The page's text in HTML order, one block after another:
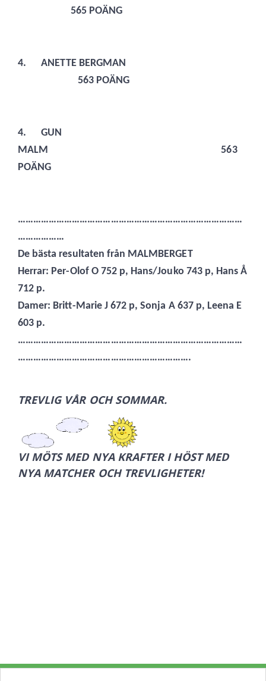
565 POÄNG
4.
ANETTE BERGMAN
563 POÄNG
4.
GUN
MALM 563
POÄNG
……………………………………………………………………………
………………
De bästa resultaten från MALMBERGET
Herrar: Per-Olof O 752 p, Hans/Jouko 743 p, Hans Å
712 p.
Damer: Britt-Marie J 672 p, Sonja A 637 p, Leena E
603 p.
……………………………………………………………………………
………………………………………………………….
TREVLIG VÅR OCH SOMMAR.
VI MÖTS MED NYA KRAFTER I HÖST MED
NYA MATCHER OCH TREVLIGHETER!